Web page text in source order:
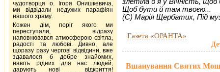
Щоб бути й там твоєю...
(С) Марія Щербатих, Під
Газета «ОРАНТА»
Вшанування Святих
чудотворця о. Ігоря Онишкевича,
ми відвідали недужих парафіян
нашого храму.
Кожен дім, поріг якого ми
переступали, відразу
наповнювався атмосферою світла,
радості та любові. Дивно, але
щоразу разу чергові відвідини, вже
здавалося б добре знайомих,
навіть рідних для нас людей,
дарують нові відкриття!